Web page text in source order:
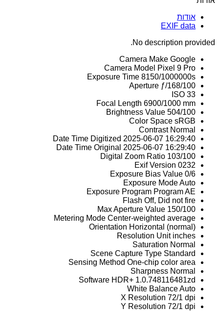
אודות
EXIF data
No description provided.
Camera Make Google
Camera Model Pixel 9 Pro
Exposure Time 8150/1000000s
Aperture ƒ/168/100
ISO 33
Focal Length 6900/1000 mm
Brightness Value 504/100
Color Space sRGB
Contrast Normal
Date Time Digitized 2025-06-07 16:29:40
Date Time Original 2025-06-07 16:29:40
Digital Zoom Ratio 103/100
Exif Version 0232
Exposure Bias Value 0/6
Exposure ModeAuto
Exposure Program Program AE
Flash Off, Did not fire
Max Aperture Value 150/100
Metering Mode Center-weighted average
Orientation Horizontal (normal)
Resolution Unit inches
Saturation Normal
Scene Capture Type Standard
Sensing Method One-chip color area
Sharpness Normal
Software HDR+ 1.0.748116481zd
White BalanceAuto
X Resolution 72/1 dpi
Y Resolution 72/1 dpi